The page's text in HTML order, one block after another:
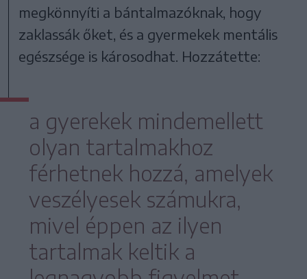
megkönnyíti a bántalmazóknak, hogy
zaklassák őket, és a gyermekek mentális
egészsége is károsodhat. Hozzátette:
a gyerekek mindemellett
olyan tartalmakhoz
férhetnek hozzá, amelyek
veszélyesek számukra,
mivel éppen az ilyen
tartalmak keltik a